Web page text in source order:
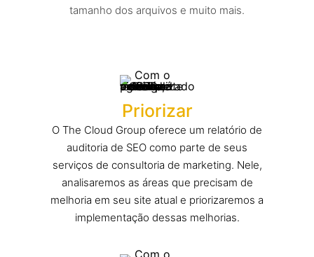
tamanho dos arquivos e muito mais.
Priorizar
O The Cloud Group oferece um relatório de
auditoria de SEO como parte de seus
serviços de consultoria de marketing. Nele,
analisaremos as áreas que precisam de
melhoria em seu site atual e priorizaremos a
implementação dessas melhorias.